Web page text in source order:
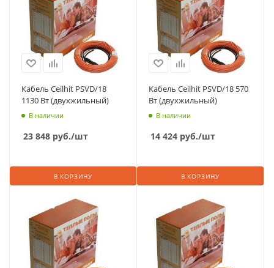
Кабель Ceilhit PSVD/18
1130 Вт (двухжильный)
В наличии
23 848 руб./шт
В КОРЗИНУ
Кабель Ceilhit PSVD/18 570
Вт (двухжильный)
В наличии
14 424 руб./шт
В КОРЗИНУ